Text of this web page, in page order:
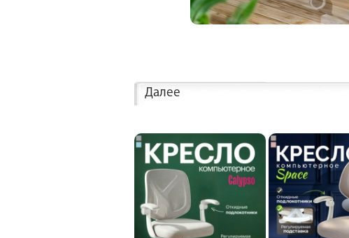
Далее